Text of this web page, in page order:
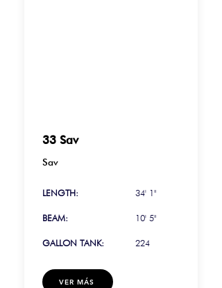
33 Sav
Sav
LENGTH:
BEAM:
GALLON TANK:
34' 1"
10' 5"
224
VER MÁS